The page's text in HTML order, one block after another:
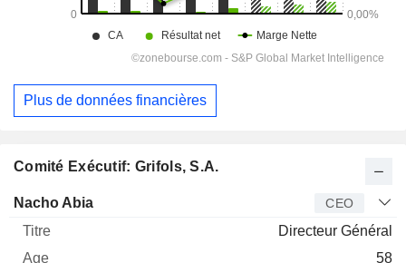
Comité Exécutif: Grifols, S.A.
Dirigeant Titre
Nacho Abia CEO
Directeur Général
58
Plus de données financières